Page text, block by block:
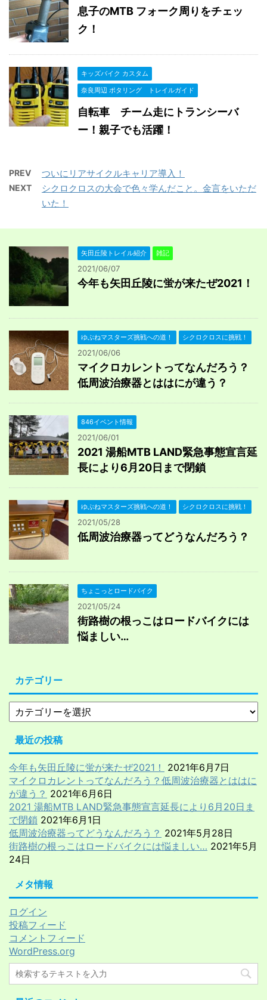
息子のMTB フォーク周りをチェッ
ク！
キッズバイク カスタム
奈良周辺 ポタリング トレイルガイド
自転車 チーム走にトランシーバ
ー！親子でも活躍！
PREV ついにリアサイクルキャリア導入！
NEXT
シクロクロスの大会で色々学んだこと。金言をいただ
いた！
矢田丘陵トレイル紹介 雑記
2021/06/07
今年も矢田丘陵に蛍が来たぜ2021！
ゆぶねマスターズ挑戦への道！ シクロクロスに挑戦！
2021/06/06
マイクロカレントってなんだろう？
低周波治療器とははにが違う？
846イベント情報
2021/06/01
2021 湯船MTB LAND緊急事態宣言延
長により6月20日まで閉鎖
ゆぶねマスターズ挑戦への道！ シクロクロスに挑戦！
2021/05/28
低周波治療器ってどうなんだろう？
ちょこっとロードバイク
2021/05/24
街路樹の根っこはロードバイクには
悩ましい…
カテゴリー
最近の投稿
今年も矢田丘陵に蛍が来たぜ2021！
2021年6月7日
マイクロカレントってなんだろう？低周波治療器とははに
が違う？ 2021年6月6日
2021 湯船MTB LAND緊急事態宣言延長により6月20日ま
で閉鎖 2021年6月1日
低周波治療器ってどうなんだろう？ 2021年5月28日
街路樹の根っこはロードバイクには悩ましい… 2021年5月
24日
メタ情報
ログイン
投稿フィード
コメントフィード
WordPress.org